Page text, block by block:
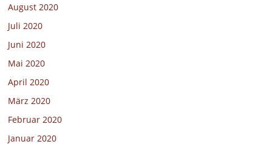
August 2020
Juli 2020
Juni 2020
Mai 2020
April 2020
März 2020
Februar 2020
Januar 2020